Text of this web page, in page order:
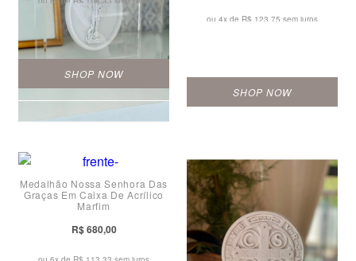
SHOP NOW
ou 4x de R$ 123,75 sem juros
SHOP NOW
Medalhão Nossa Senhora Das
Graças Em Caixa De Acrílico
Marfim
R$ 680,00